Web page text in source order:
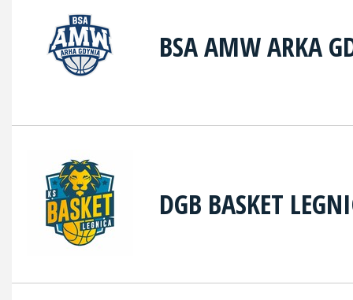
BSA AMW ARKA
DGB BASKET